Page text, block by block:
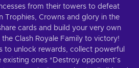
from their towers to defeat
Trophies, Crowns and glory in the
cards and build your very own
Clash Royale Family to victory!
to unlock rewards, collect powerful
ones *Destroy opponent’s